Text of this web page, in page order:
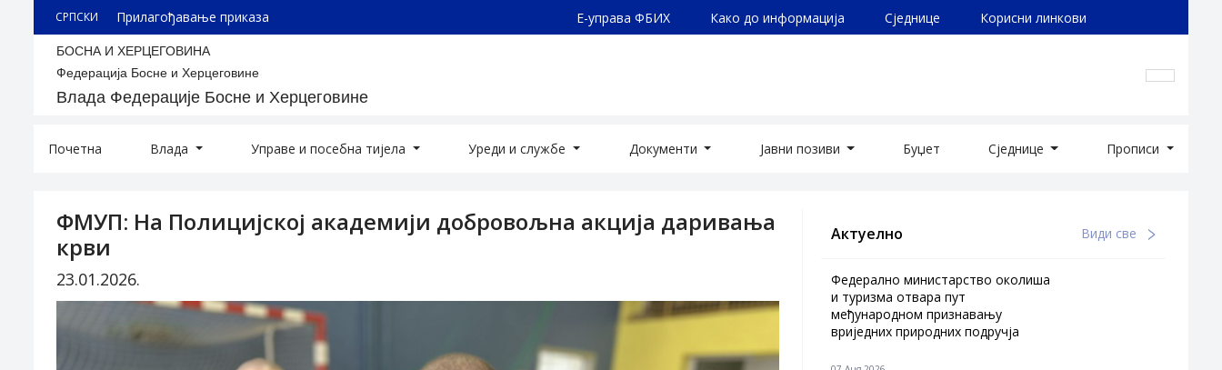
СРПСКИ Прилагођавање приказа Е-управа ФБИХ Како до информација Сједнице Корисни линкови
БОСНА И ХЕРЦЕГОВИНА
Федерација Босне и Херцеговине
Влада Федерације Босне и Херцеговине
Почетна Влада Управе и посебна тијела Уреди и службе Документи Јавни позиви Буџет Сједнице Прописи
ФМУП: На Полицијској академији добровољна акција даривања
крви
23.01.2026.
Актуелно Види све
Федерално министарство околиша
и туризма отвара пут
међународном признавању
вриједних природних подручја